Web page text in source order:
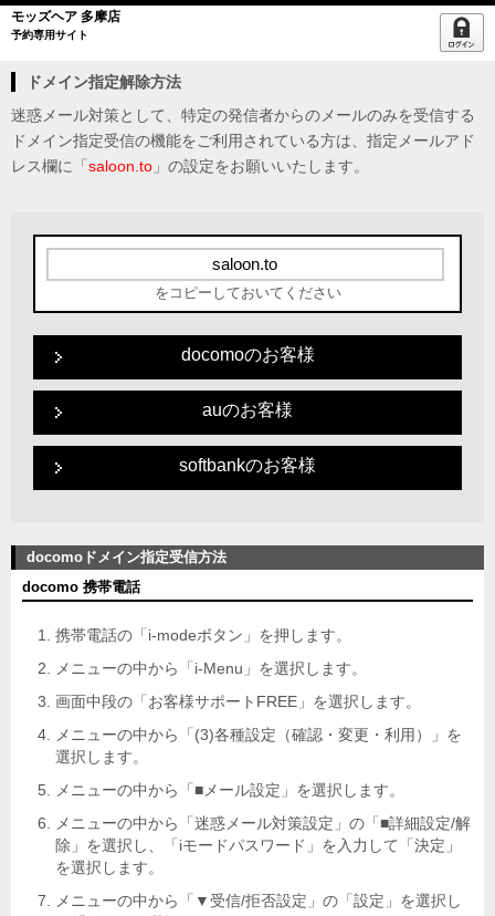
モッズヘア 多摩店
予約専用サイト
ドメイン指定解除方法
迷惑メール対策として、特定の発信者からのメールのみを受信する
ドメイン指定受信の機能をご利用されている方は、指定メールアド
レス欄に「 saloon.to 」の設定をお願いいたします。
をコピーしておいてください
docomoのお客様
auのお客様
softbankのお客様
docomoドメイン指定受信方法
docomo 携帯電話
携帯電話の「i-modeボタン」を押します。
メニューの中から「i-Menu」を選択します。
画面中段の「お客様サポートFREE」を選択します。
メニューの中から「(3)各種設定（確認・変更・利用）」を
選択します。
メニューの中から「■メール設定」を選択します。
メニューの中から「迷惑メール対策設定」の「■詳細設定/解
除」を選択し、「iモードパスワード」を入力して「決定」
を選択します。
メニューの中から「▼受信/拒否設定」の「設定」を選択し